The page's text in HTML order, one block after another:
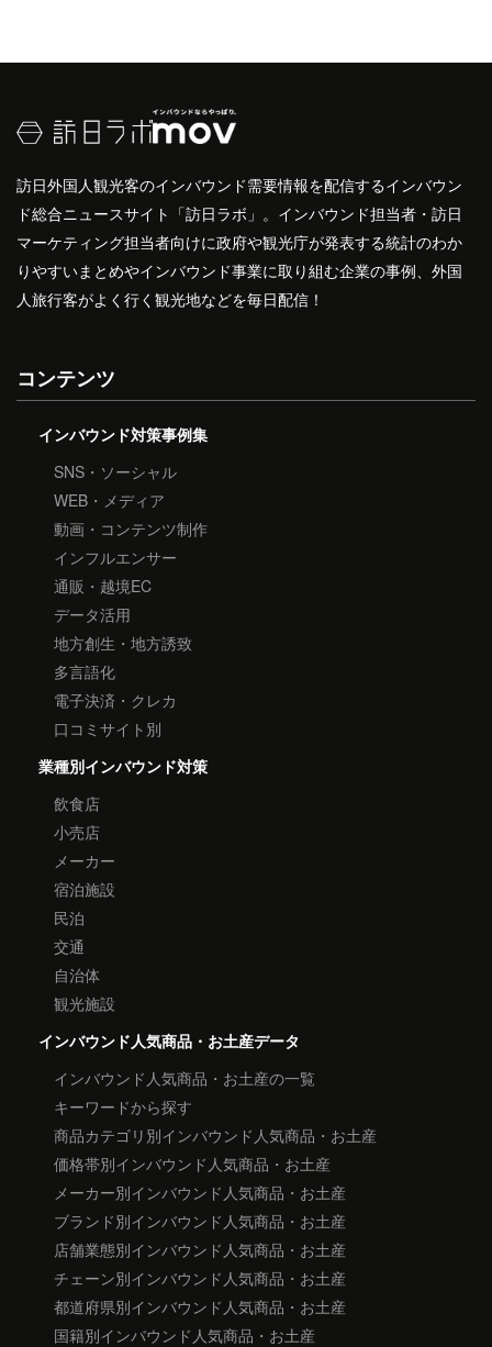
訪日外国人観光客のインバウンド需要情報を配信するインバウン
ド総合ニュースサイト「訪日ラボ」。インバウンド担当者・訪日
マーケティング担当者向けに政府や観光庁が発表する統計のわか
りやすいまとめやインバウンド事業に取り組む企業の事例、外国
人旅行客がよく行く観光地などを毎日配信！
コンテンツ
インバウンド対策事例集
SNS・ソーシャル
WEB・メディア
動画・コンテンツ制作
インフルエンサー
通販・越境EC
データ活用
地方創生・地方誘致
多言語化
電子決済・クレカ
口コミサイト別
業種別インバウンド対策
飲食店
小売店
メーカー
宿泊施設
民泊
交通
自治体
観光施設
インバウンド人気商品・お土産データ
インバウンド人気商品・お土産の一覧
キーワードから探す
商品カテゴリ別インバウンド人気商品・お土産
価格帯別インバウンド人気商品・お土産
メーカー別インバウンド人気商品・お土産
ブランド別インバウンド人気商品・お土産
店舗業態別インバウンド人気商品・お土産
チェーン別インバウンド人気商品・お土産
都道府県別インバウンド人気商品・お土産
国籍別インバウンド人気商品・お土産